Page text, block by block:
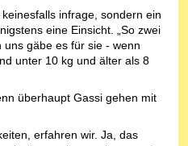
infrage, sondern ein
eine Einsicht. „So zwei
gäbe es für sie - wenn
unter 10 kg und älter als 8
überhaupt Gassi gehen mit
erfahren wir. Ja, das